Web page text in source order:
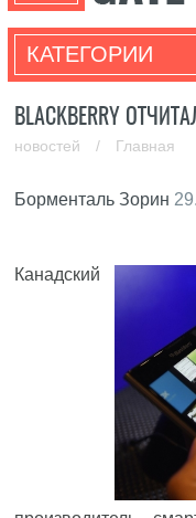
КАТЕГОРИИ
BLACKBERRY
новостей
/ Главная
Борменталь Зорин
Канадский